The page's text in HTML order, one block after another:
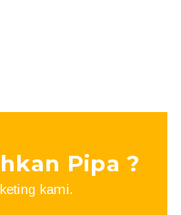
Pipa ?
kami.